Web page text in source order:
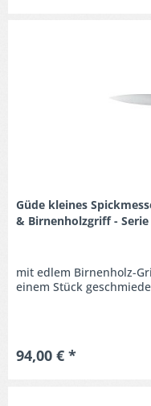
Güde kleines
& Birnenholzgriff -
mit edlem Birnenholz-
einem Stück
94,00 € *